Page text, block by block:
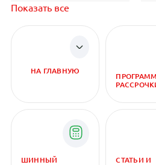
Показать все
НА ГЛАВНУЮ
ШИННЫЙ
СТАТЬИ И